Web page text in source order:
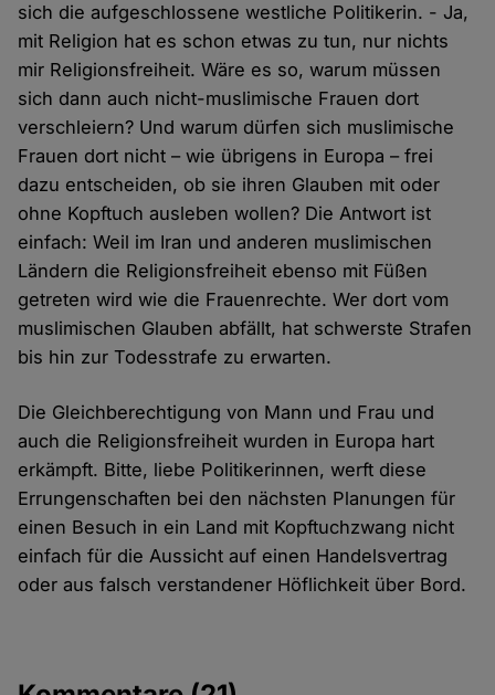
sich die aufgeschlossene westliche Politikerin. - Ja,
mit Religion hat es schon etwas zu tun, nur nichts
mir Religionsfreiheit. Wäre es so, warum müssen
sich dann auch nicht-muslimische Frauen dort
verschleiern? Und warum dürfen sich muslimische
Frauen dort nicht – wie übrigens in Europa – frei
dazu entscheiden, ob sie ihren Glauben mit oder
ohne Kopftuch ausleben wollen? Die Antwort ist
einfach: Weil im Iran und anderen muslimischen
Ländern die Religionsfreiheit ebenso mit Füßen
getreten wird wie die Frauenrechte. Wer dort vom
muslimischen Glauben abfällt, hat schwerste Strafen
bis hin zur Todesstrafe zu erwarten.
Die Gleichberechtigung von Mann und Frau und
auch die Religionsfreiheit wurden in Europa hart
erkämpft. Bitte, liebe Politikerinnen, werft diese
Errungenschaften bei den nächsten Planungen für
einen Besuch in ein Land mit Kopftuchzwang nicht
einfach für die Aussicht auf einen Handelsvertrag
oder aus falsch verstandener Höflichkeit über Bord.